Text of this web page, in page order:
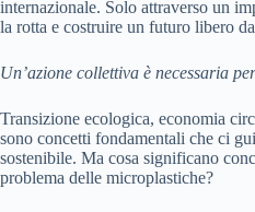
internazionale. Solo attraverso un
la rotta e costruire un futuro libero
Un’azione collettiva è necessaria
Transizione ecologica, economia
sono concetti fondamentali che ci
sostenibile. Ma cosa significano
problema delle microplastiche?